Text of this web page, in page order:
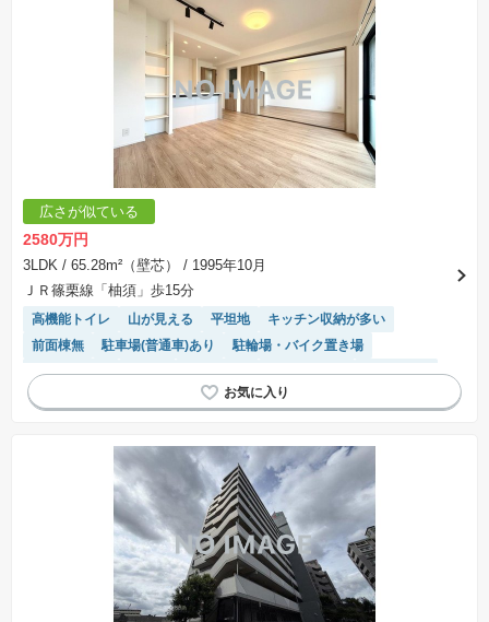
広さが似ている
2580万円
3LDK / 65.28m²（壁芯）
/ 1995年10月
ＪＲ篠栗線「柚須」歩15分
高機能トイレ 山が見える 平坦地
キッチン収納が多い
前面棟無
駐車場(普通車)あり
駐輪場・バイク置き場
閑静な住宅地
食洗機 駐車場空き 温水洗浄便座
平置駐車場
陽当り良好
リフォーム済み物件
宅配ボックス